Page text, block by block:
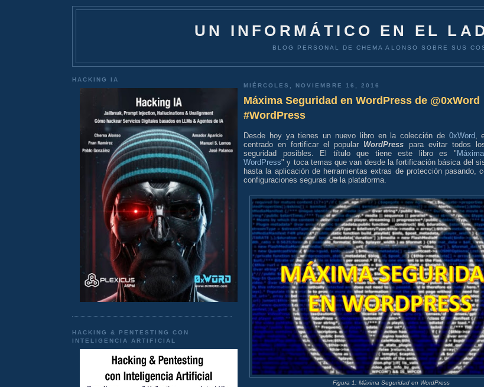
UN INFORMÁTICO EN EL
BLOG PERSONAL DE CHEMA ALONSO SOBRE SUS
HACKING IA
HACKING & PENTESTING CON
INTELIGENCIA ARTIFICIAL
MIÉRCOLES, NOVIEMBRE 16, 2016
Máxima Seguridad en WordPress de @0xWord
#WordPress
Desde hoy ya tienes un nuevo libro en la colección de 0xWord ,
centrado en fortificar el popular WordPress para evitar todos
seguridad posibles. El título que tiene este libro es "
WordPress" y toca temas que van desde la fortificación básica del
hasta la aplicación de herramientas extras de protección pasando,
configuraciones seguras de la plataforma.
Figura 1: Máxima Seguridad en WordPress